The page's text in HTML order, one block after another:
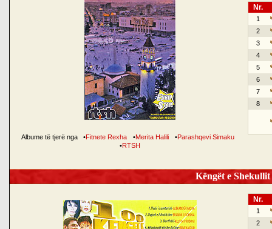
Albume të tjerë nga •Fitnete Rexha •Merita Halili •Parashqevi Simaku
•RTSH
Nr.
1
2
3
4
5
6
7
8
Këngët e
Nr.
1
2